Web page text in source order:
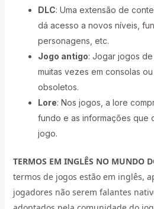
DLC: Uma extensão de
dá acesso a novos níveis,
personagens, etc.
Jogo antigo: Jogar jogos de
muitas vezes em consolas
obsoletos.
Lore: Nos jogos, a lore
fundo e as informações que
jogo.
TERMOS EM INGLÊS NO MUNDO
termos de jogos estão em inglês,
jogadores não serem falantes